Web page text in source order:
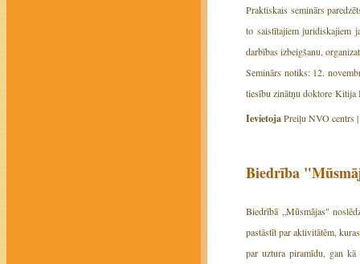
Praktiskais seminārs
to saistītajiem juridiskajiem
darbības izbeigšanu,
Seminārs notiks: 12.
tiesību zinātņu doktore Kitija
IevietojaPreiļu NVO centrs |
Biedrība
Biedrībā „Mūsmājas"
pastāstīt par aktivitātēm,
par uztura piramīdu, gan